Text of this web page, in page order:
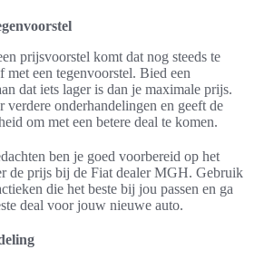
prijsvoorstel komt dat nog steeds te
met een tegenvoorstel. Bied een
dat iets lager is dan je maximale prijs.
onderhandelingen en geeft de
om met een betere deal te komen.
ben je goed voorbereid op het
de prijs bij de Fiat dealer MGH. Gebruik
die het beste bij jou passen en ga
deal voor jouw nieuwe auto.